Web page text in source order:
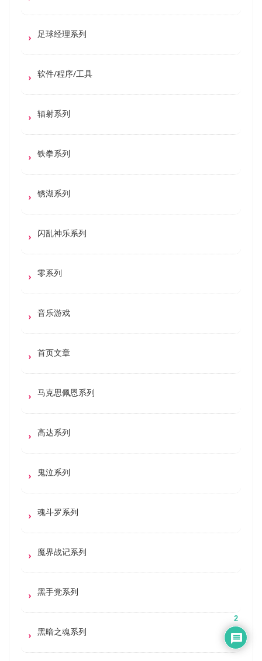
足球经理系列
软件/程序/工具
辐射系列
铁拳系列
锈湖系列
闪乱神乐系列
零系列
音乐游戏
首页文章
马克思佩恩系列
高达系列
鬼泣系列
魂斗罗系列
魔界战记系列
黑手党系列
黑暗之魂系列
2